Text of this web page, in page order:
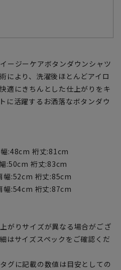
ージーケアボタンダウンシャツ
により、洗濯後ほとんどアイロ
適にきちんとした仕上がりをキ
に活躍するお洒落なボタンダウ
:48cm 裄丈:81cm
:50cm 裄丈:83cm
:52cm 裄丈:85cm
:54cm 裄丈:87cm
がりサイズが異なる場合がござ
はサイズスペックをご確認くだ
グに記載の数値は目安としての